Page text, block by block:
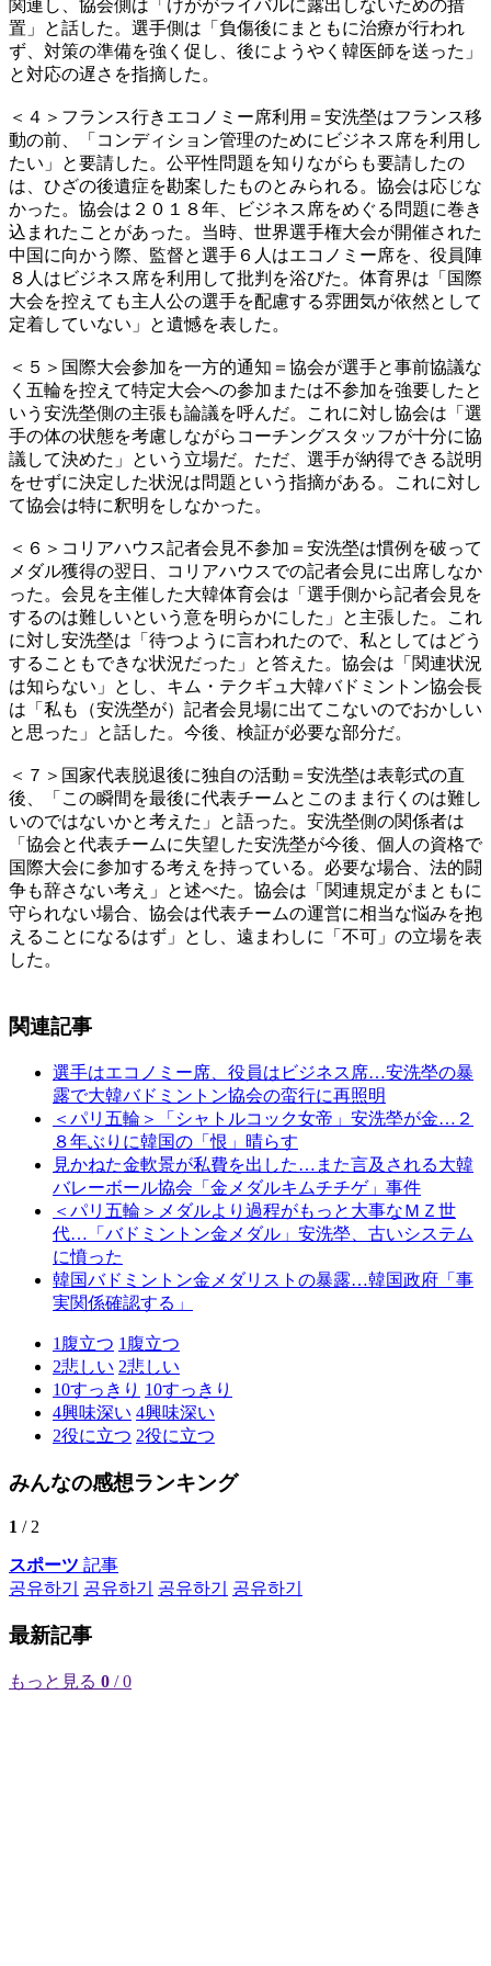
関連し、協会側は「けががライバルに露出しないための措
置」と話した。選手側は「負傷後にまともに治療が行われ
ず、対策の準備を強く促し、後にようやく韓医師を送った」
と対応の遅さを指摘した。
＜４＞フランス行きエコノミー席利用＝安洗塋はフランス移
動の前、「コンディション管理のためにビジネス席を利用し
たい」と要請した。公平性問題を知りながらも要請したの
は、ひざの後遺症を勘案したものとみられる。協会は応じな
かった。協会は２０１８年、ビジネス席をめぐる問題に巻き
込まれたことがあった。当時、世界選手権大会が開催された
中国に向かう際、監督と選手６人はエコノミー席を、役員陣
８人はビジネス席を利用して批判を浴びた。体育界は「国際
大会を控えても主人公の選手を配慮する雰囲気が依然として
定着していない」と遺憾を表した。
＜５＞国際大会参加を一方的通知＝協会が選手と事前協議な
く五輪を控えて特定大会への参加または不参加を強要したと
いう安洗塋側の主張も論議を呼んだ。これに対し協会は「選
手の体の状態を考慮しながらコーチングスタッフが十分に協
議して決めた」という立場だ。ただ、選手が納得できる説明
をせずに決定した状況は問題という指摘がある。これに対し
て協会は特に釈明をしなかった。
＜６＞コリアハウス記者会見不参加＝安洗塋は慣例を破って
メダル獲得の翌日、コリアハウスでの記者会見に出席しなか
った。会見を主催した大韓体育会は「選手側から記者会見を
するのは難しいという意を明らかにした」と主張した。これ
に対し安洗塋は「待つように言われたので、私としてはどう
することもできな状況だった」と答えた。協会は「関連状況
は知らない」とし、キム・テクギュ大韓バドミントン協会長
は「私も（安洗塋が）記者会見場に出てこないのでおかしい
と思った」と話した。今後、検証が必要な部分だ。
＜７＞国家代表脱退後に独自の活動＝安洗塋は表彰式の直
後、「この瞬間を最後に代表チームとこのまま行くのは難し
いのではないかと考えた」と語った。安洗塋側の関係者は
「協会と代表チームに失望した安洗塋が今後、個人の資格で
国際大会に参加する考えを持っている。必要な場合、法的闘
争も辞さない考え」と述べた。協会は「関連規定がまともに
守られない場合、協会は代表チームの運営に相当な悩みを抱
えることになるはず」とし、遠まわしに「不可」の立場を表
した。
関連記事
選手はエコノミー席、役員はビジネス席…安洗塋の暴
露で大韓バドミントン協会の蛮行に再照明
＜パリ五輪＞「シャトルコック女帝」安洗塋が金…２
８年ぶりに韓国の「恨」晴らす
見かねた金軟景が私費を出した…また言及される大韓
バレーボール協会「金メダルキムチチゲ」事件
＜パリ五輪＞メダルより過程がもっと大事なＭＺ世
代…「バドミントン金メダル」安洗塋、古いシステム
に憤った
韓国バドミントン金メダリストの暴露…韓国政府「事
実関係確認する」
1 腹立つ 1 腹立つ
2悲しい 2悲しい
10すっきり 10すっきり
4興味深い 4興味深い
2役に立つ 2役に立つ
みんなの感想ランキング
1 / 2
スポーツ 記事
공유하기
공유하기 공유하기 공유하기
最新記事
もっと見る 0 / 0